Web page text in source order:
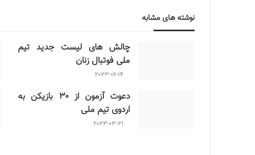
نوشته های مشابه
چالش هاى ليست جدید تيم
ملى فوتبال زنان
2023-06-14
دعوت آزمون از 30 بازیکن به
اردوی تیم ملی
2023-03-21